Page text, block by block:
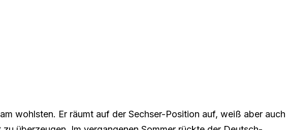
wohlsten. Er räumt auf der Sechser-Position auf, weiß aber auch